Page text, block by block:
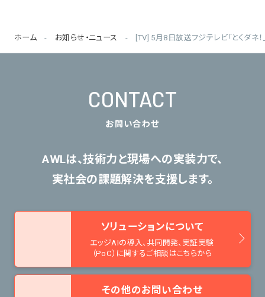
ホーム お知らせ・ニュース [TV] 5月8日放送フジテレビ「とくダネ
CONTACT
お問い合わせ
AWLは、技術力と現場への実装力で、
実社会の課題解決を支援します。
ソリューションについて
エッジAIの導入、共同開発、 実証実験
（PoC）に関するご相談はこちらから
その他のお問い合わせ